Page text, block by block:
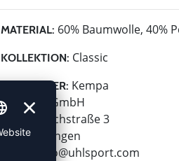
MATERIAL: 60% Baumwolle, 40%
KOLLEKTION: Classic
HERSTELLER: Kempa
Uhlsport GmbH
Klingenbachstraße 3
72336 Balingen
info@uhlsport.com